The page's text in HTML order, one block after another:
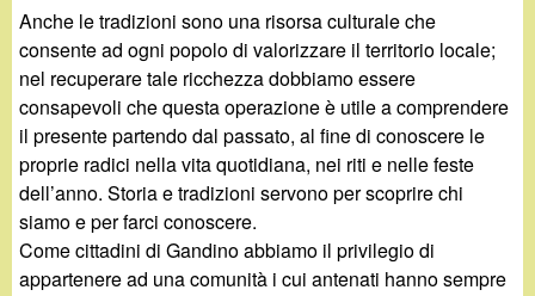
o
.
i
t
Anche le tradizioni sono una risorsa culturale che
consente ad ogni popolo di valorizzare il territorio locale;
nel recuperare tale ricchezza dobbiamo essere
consapevoli che questa operazione è utile a comprendere
il presente partendo dal passato, al fine di conoscere le
proprie radici nella vita quotidiana, nei riti e nelle feste
dell’anno. Storia e tradizioni servono per scoprire chi
siamo e per farci conoscere.
Come cittadini di Gandino abbiamo il privilegio di
appartenere ad una comunità i cui antenati hanno sempre